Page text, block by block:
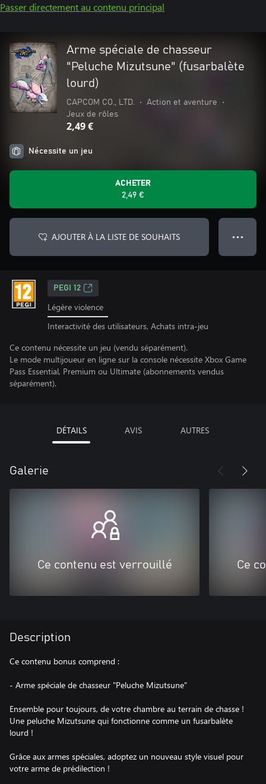
Passer directement au contenu principal
Arme spéciale de chasseur
"Peluche Mizutsune" (fusarbalète
lourd)
CAPCOM CO., LTD. • Action et aventure
•
Jeux de rôles
2,49 €
Nécessite un jeu
ACHETER
2,49 €
AJOUTER À LA LISTE DE SOUHAITS ● ● ●
PEGI 12
Légère violence
Interactivité des utilisateurs, Achats intra-jeu
Ce contenu nécessite un jeu (vendu séparément).
Le mode multijoueur en ligne sur la console nécessite Xbox Game
Pass Essential, Premium ou Ultimate (abonnements vendus
séparément).
DÉTAILS AVIS AUTRES
Galerie
Ce contenu est verrouillé Ce
Description
Ce contenu bonus comprend :
- Arme spéciale de chasseur "Peluche Mizutsune"
Ensemble pour toujours, de votre chambre au terrain de chasse !
Une peluche Mizutsune qui fonctionne comme un fusarbalète
lourd !
Grâce aux armes spéciales, adoptez un nouveau style visuel pour
votre arme de prédilection !